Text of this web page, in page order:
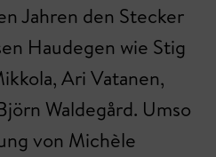
Jahren den Stecker
Haudegen wie Stig
Ari Vatanen,
Waldegård. Umso
von Michèle